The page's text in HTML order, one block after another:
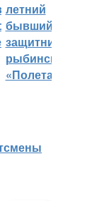
летний
бывший
защитник
рыбинского
«Полета»